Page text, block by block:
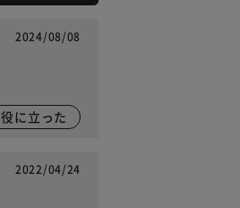
2024/08/08
役に立った
2022/04/24